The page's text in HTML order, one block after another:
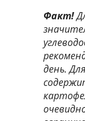
Факт!
день.